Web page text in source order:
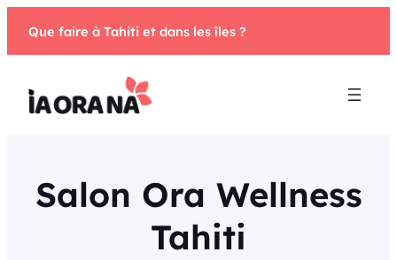
Que faire à Tahiti et dans les îles ?
Salon Ora Wellness
Tahiti